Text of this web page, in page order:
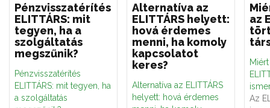
Pénzvisszatérítés
ELITTÁRS: mit
tegyen, ha a
szolgáltatás
megszűnik?
Pénzvisszatérítés
ELITTÁRS: mit tegyen, ha
a szolgáltatás
Alternatíva az
ELITTÁRS helyett:
hová érdemes
menni, ha komoly
kapcsolatot
keres?
Alternatíva az ELITTÁRS
helyett: hová érdemes
az
Az